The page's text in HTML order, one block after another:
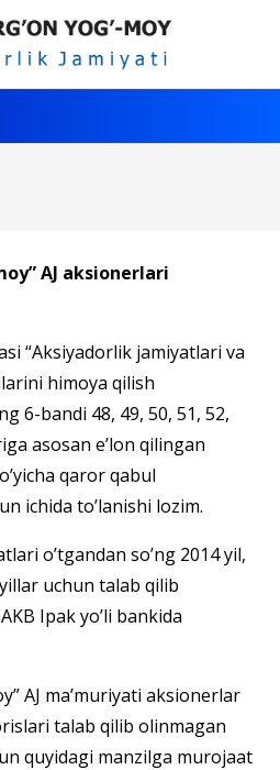
AJ aksionerlari
“Aksiyadorlik jamiyatlari va
himoya qilish
6-bandi 48, 49, 50, 51, 52,
asosan e’lon qilingan
qaror qabul
ichida to’lanishi lozim.
o’tgandan so’ng 2014 yil,
uchun talab qilib
Ipak yo’li bankida
AJ ma’muriyati aksionerlar
talab qilib olinmagan
quyidagi manzilga murojaat